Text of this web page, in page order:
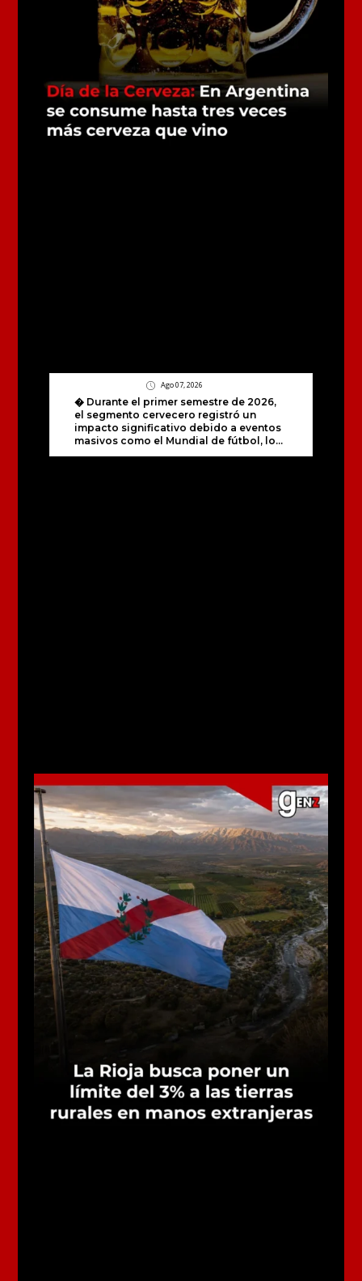
Ago 07, 2026
� Durante el primer semestre de 2026,
el segmento cervecero registró un
impacto significativo debido a eventos
masivos como el Mundial de fútbol, lo...